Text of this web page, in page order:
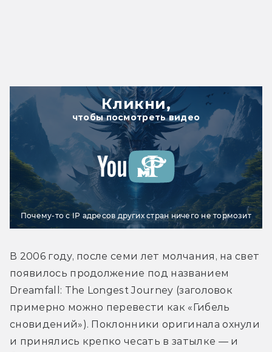
Кликни,
чтобы посмотреть видео
Почему-то с IP адресов других стран ничего не тормозит
В 2006 году, после семи лет молчания, на свет
появилось продолжение под названием
Dreamfall: The Longest Journey (заголовок
примерно можно перевести как «Гибель
сновидений»). Поклонники оригинала охнули
и принялись крепко чесать в затылке — и